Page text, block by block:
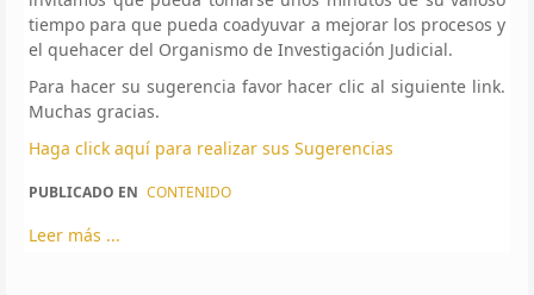
tiempo para que pueda coadyuvar a mejorar los procesos y
el quehacer del Organismo de Investigación Judicial.
Para hacer su sugerencia favor hacer clic al siguiente link.
Muchas gracias.
Haga click aquí para realizar sus Sugerencias
PUBLICADO EN CONTENIDO
Leer más ...